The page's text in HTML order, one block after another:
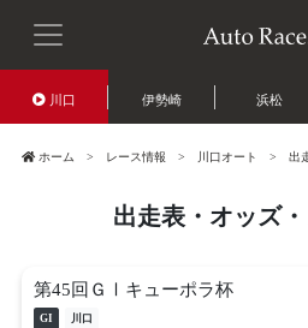
川口 伊勢崎 浜松
ホーム レース情報 川口オート 出
出走表・オッズ
第45回ＧⅠキューポラ杯
GI 川口